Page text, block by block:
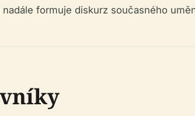
formuje diskurz současného